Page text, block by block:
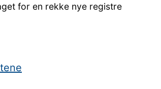
for en rekke nye registre